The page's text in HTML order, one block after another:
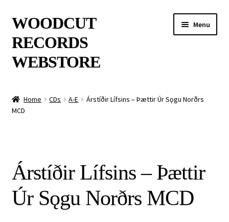
Skip
to
navigation
Skip
to
content
WOODCUT
RECORDS
WEBSTORE
Menu
Info
Special Offers
Releases
Home CDs A-E
Árstíðir Lífsins – Þættir Úr Sǫgu Norðrs
MCD
Árstíðir Lífsins – Þættir
Úr Sǫgu Norðrs MCD